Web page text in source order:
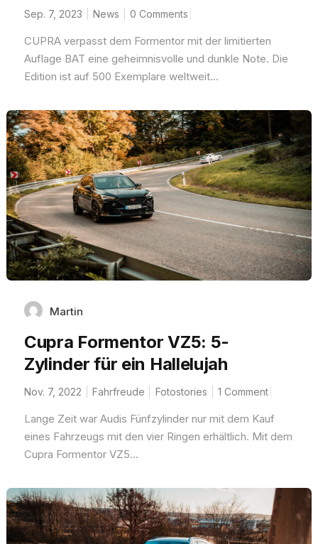
Sep. 7, 2023 News 0 Comments
CUPRA verpasst dem Formentor mit der limitierten
Auflage BAT eine geheimnisvolle und dunkle Note. Die
Edition ist auf 500 Exemplare weltweit...
Martin
Cupra Formentor VZ5: 5-
Zylinder für ein Hallelujah
Nov. 7, 2022 Fahrfreude Fotostories 1 Comment
Lange Zeit war Audis Fünfzylinder nur mit dem Kauf
eines Fahrzeugs mit den vier Ringen erhältlich. Mit dem
Cupra Formentor VZ5...